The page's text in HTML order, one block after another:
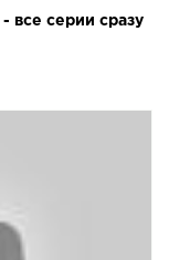
все серии сразу